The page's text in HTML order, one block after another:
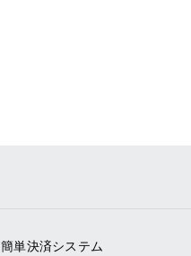
簡単決済システム